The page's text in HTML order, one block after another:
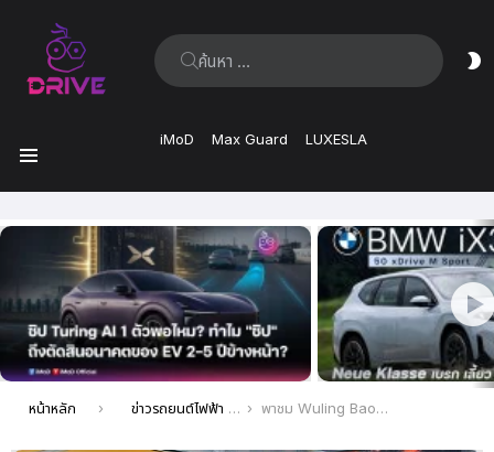
ค้นหา:
iMoD Max Guard LUXESLA
ล่าสุด
คุณอยู่ที่นี่:
หน้าหลัก ข่าวรถยนต์ไฟฟ้า EV ล่าสุด พาชม Wuling Baojun Yep รถไซส์เล็กน่ารัก 3 ประตู ไฟฟ้าวิ่งไกล 303 กม. ชมคันจริงได้ที่งาน Motor Expo 2023 ครั้งที่ 40